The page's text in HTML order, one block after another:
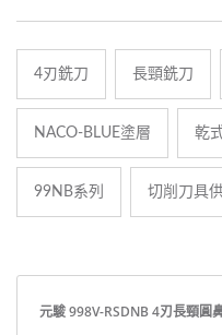
4刃銑刀 長頸銑刀
NACO-BLUE塗層 乾
99NB系列 切削刀具
元駿 998V-RSDNB 4刃長頸圓